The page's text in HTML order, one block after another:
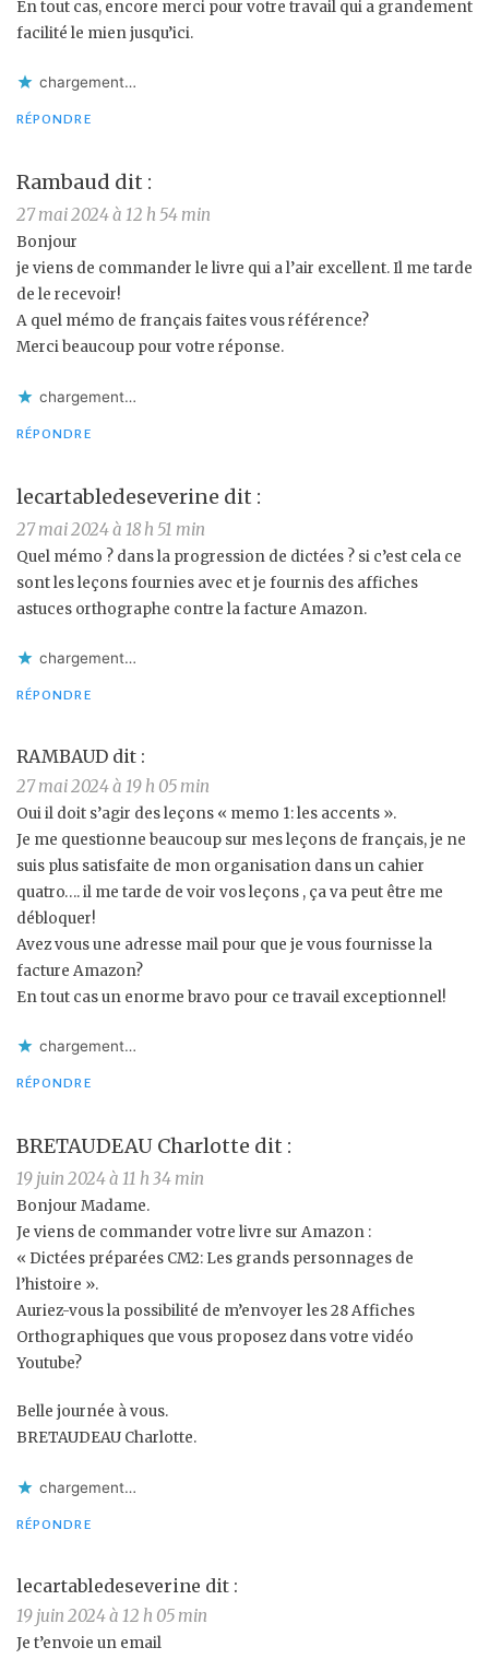
En tout cas, encore merci pour votre travail qui a grandement
facilité le mien jusqu’ici.
chargement…
RÉPONDRE
Rambaud dit :
27 mai 2024 à 12 h 54 min
Bonjour
je viens de commander le livre qui a l’air excellent. Il me tarde
de le recevoir!
A quel mémo de français faites vous référence?
Merci beaucoup pour votre réponse.
chargement…
RÉPONDRE
lecartabledeseverine dit :
27 mai 2024 à 18 h 51 min
Quel mémo ? dans la progression de dictées ? si c’est cela ce
sont les leçons fournies avec et je fournis des affiches
astuces orthographe contre la facture Amazon.
chargement…
RÉPONDRE
RAMBAUD dit :
27 mai 2024 à 19 h 05 min
Oui il doit s’agir des leçons « memo 1: les accents ».
Je me questionne beaucoup sur mes leçons de français, je ne
suis plus satisfaite de mon organisation dans un cahier
quatro…. il me tarde de voir vos leçons , ça va peut être me
débloquer!
Avez vous une adresse mail pour que je vous fournisse la
facture Amazon?
En tout cas un enorme bravo pour ce travail exceptionnel!
chargement…
RÉPONDRE
BRETAUDEAU Charlotte dit :
19 juin 2024 à 11 h 34 min
Bonjour Madame.
Je viens de commander votre livre sur Amazon :
« Dictées préparées CM2: Les grands personnages de
l’histoire ».
Auriez-vous la possibilité de m’envoyer les 28 Affiches
Orthographiques que vous proposez dans votre vidéo
Youtube?
Belle journée à vous.
BRETAUDEAU Charlotte.
chargement…
RÉPONDRE
lecartabledeseverine dit :
19 juin 2024 à 12 h 05 min
Je t’envoie un email